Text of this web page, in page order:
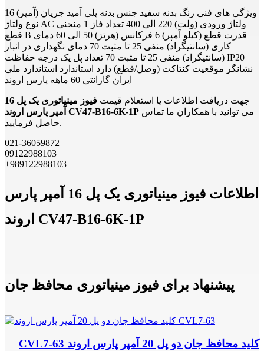
ویژگی های فنی رنگ بدنه سفید جنس بدنه پلی آمید جریان (آمپر) 16
نوع ولتاژ AC ولتاژ ورودی (ولت) 220 الی 400 تعداد فاز 1 منحنی
قطع B قدرت قطع (کیلو آمپر) 6 فرکانس (هرتز) 50 الی 60 دمای
کاری (سانتیگراد) منفی 25 تا مثبت 70 دمای نگهداری در انبار
(سانتیگراد) منفی 25 تا مثبت 70 تعداد پل یک درجه حفاظت IP20
نشانگر موقعیت کنتاکت (وصل/قطع) دارد استاندارد استاندارد ملی
ایران گارانتی 60 ماهه پارس اروند
جهت دریافت اطلاعات یا استعلام قیمت
فیوز مینیاتوری یک پل 16
آمپر پارس اروند CV47-B16-6K-1P
حاصل فرمایید.
021-36059872
09122988103
+989122988103
اطلاعات فیوز مینیاتوری یک پل 16 آمپر پارس
اروند CV47-B16-6K-1P
پیشنهاد برای فیوز مینیاتوری محافظ جان
کلید محافظ جان دو پل 20 آمپر پارس اروند CVL7-63